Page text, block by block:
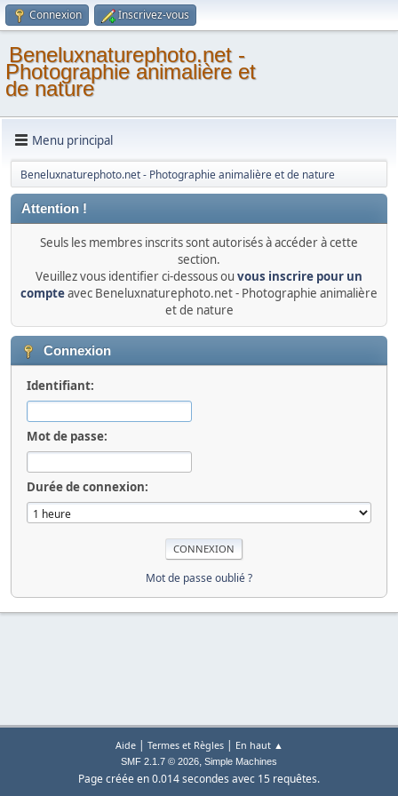
Connexion Inscrivez-vous
Beneluxnaturephoto.net -
Photographie animalière et
de nature
Menu principal
Beneluxnaturephoto.net - Photographie animalière et de nature
Attention !
Seuls les membres inscrits sont autorisés à accéder à cette
section.
Veuillez vous identifier ci-dessous ou vous inscrire pour un
compteavec Beneluxnaturephoto.net - Photographie animalière
et de nature
Connexion
Identifiant:
Mot de passe:
Durée de connexion:
Mot de passe oublié ?
Aide| Termes et Règles| En haut ▲
SMF 2.1.7 © 2026, Simple Machines
Page créée en 0.014 secondes avec 15 requêtes.